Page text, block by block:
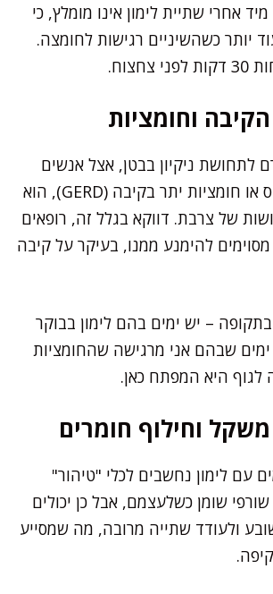
אחרי שתיית לימון אינו מומלץ, כי
יותר כשהשיניים רגישות לחומצה.
וחומציות
לתחושת ניקיון בבטן, אצל אנשים
הסובלים מריפלוקס או חומציות יתר בקיבה (GERD), הוא
של צרבת. דווקא בגלל זה, רופאים
להימנע ממנו, בעיקר על קיבה
– יש ימים בהם לימון בבוקר
שבהם אני מרגישה שהחומציות
היא המפתח כאן.
וחילוף חומרים
עם לימון נחשבים לכלי "טיהור"
שומן כשלעצמם, אבל כן יכולים
ולעודד שתייה מרובה, מה שמסייע